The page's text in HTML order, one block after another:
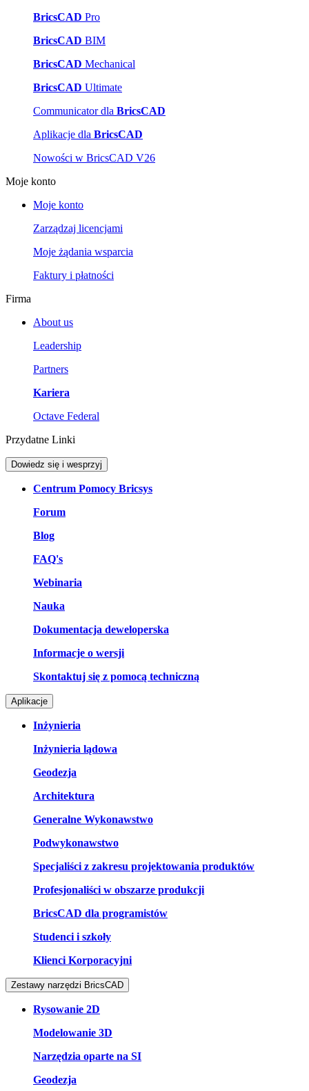
BricsCAD Pro
BricsCAD BIM
BricsCAD Mechanical
BricsCAD Ultimate
Communicator dla BricsCAD
Aplikacje dla BricsCAD
Nowości w BricsCAD V26
Moje konto
Moje konto
Zarządzaj licencjami
Moje żądania wsparcia
Faktury i płatności
Firma
About us
Leadership
Partners
Kariera
Octave Federal
Przydatne Linki
Dowiedz się i wesprzyj
Centrum Pomocy Bricsys
Forum
Blog
FAQ's
Webinaria
Nauka
Dokumentacja deweloperska
Informacje o wersji
Skontaktuj się z pomocą techniczną
Aplikacje
Inżynieria
Inżynieria lądowa
Geodezja
Architektura
Generalne Wykonawstwo
Podwykonawstwo
Specjaliści z zakresu projektowania produktów
Profesjonaliści w obszarze produkcji
BricsCAD dla programistów
Studenci i szkoły
Klienci Korporacyjni
Zestawy narzędzi BricsCAD
Rysowanie 2D
Modelowanie 3D
Narzędzia oparte na SI
Geodezja